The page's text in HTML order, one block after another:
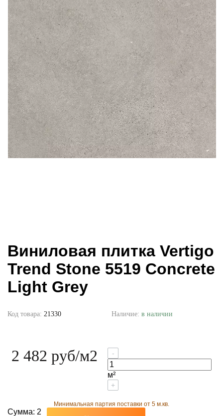
Виниловая плитка Vertigo
Trend Stone 5519 Concrete
Light Grey
Код товара: 21330 Наличие: в наличии
2 482 руб/м2 -
м²
+
Минимальная партия поставки от 5 м.кв.
Сумма: 2